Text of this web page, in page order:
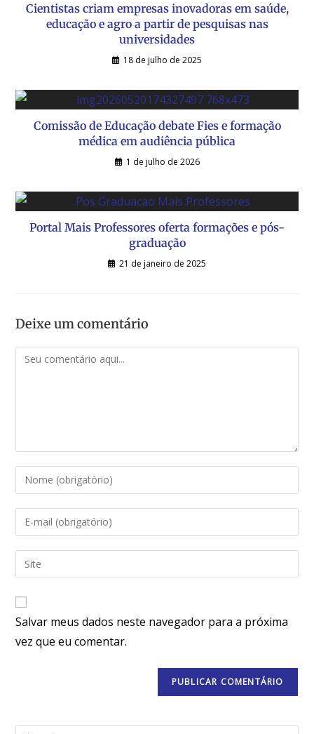
Cientistas criam empresas inovadoras em saúde,
educação e agro a partir de pesquisas nas
universidades
18 de julho de 2025
Comissão de Educação debate Fies e formação
médica em audiência pública
1 de julho de 2026
Portal Mais Professores oferta formações e pós-
graduação
21 de janeiro de 2025
Deixe um comentário
Salvar meus dados neste navegador para a próxima
vez que eu comentar.